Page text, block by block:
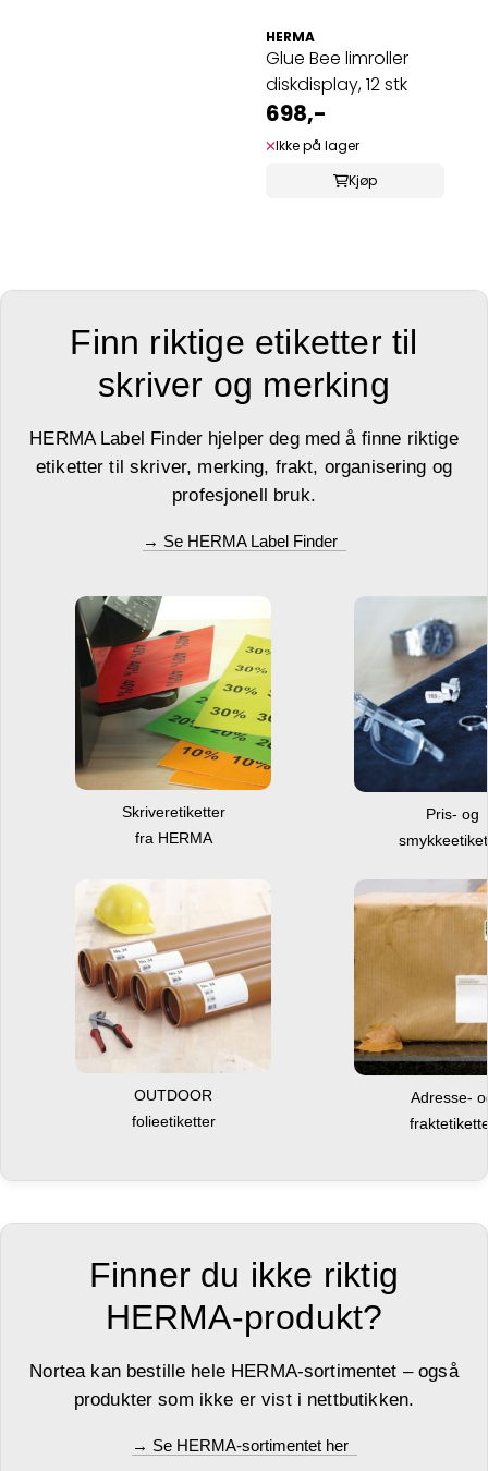
HERMA
Glue Bee limroller
diskdisplay, 12 stk
698,-
Ikke på lager
Kjøp
Finn riktige etiketter til
skriver og merking
HERMA Label Finder hjelper deg med å finne riktige
etiketter til skriver, merking, frakt, organisering og
profesjonell bruk.
→ Se HERMA Label Finder
Skriveretiketter
fra HERMA
Pris- og
OUTDOOR
folieetiketter
Adresse-
Finner du ikke riktig
HERMA-produkt?
Nortea kan bestille hele HERMA-sortimentet – også
produkter som ikke er vist i nettbutikken.
→ Se HERMA-sortimentet her